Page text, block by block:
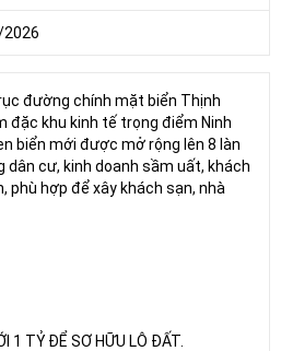
đường chính mặt biển Thịnh
đặc khu kinh tế trọng điểm Ninh
biển mới được mở rộng lên 8 làn
dân cư, kinh doanh sầm uất, khách
phù hợp để xây khách sạn, nhà
1 TỶ ĐỂ SƠ HỮU LÔ ĐẤT.